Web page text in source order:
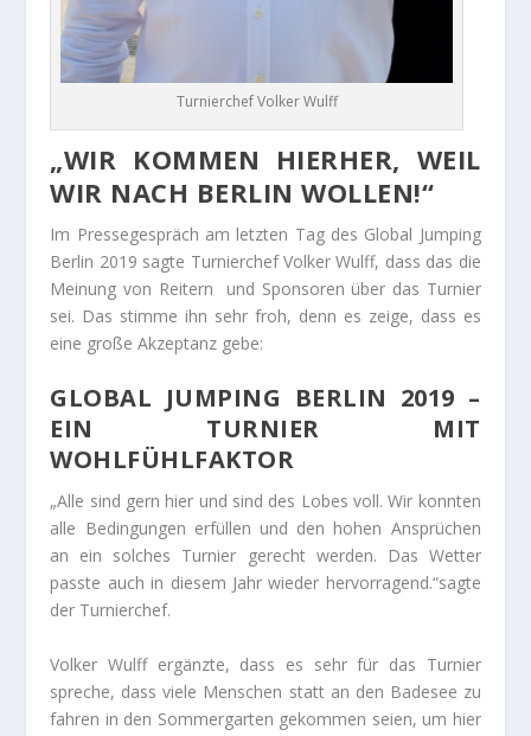
Turnierchef Volker Wulff
„WIR KOMMEN HIERHER, WEIL
WIR NACH BERLIN WOLLEN!“
Im Pressegespräch am letzten Tag des Global Jumping
Berlin 2019 sagte Turnierchef Volker Wulff, dass das die
Meinung von Reitern und Sponsoren über das Turnier
sei. Das stimme ihn sehr froh, denn es zeige, dass es
eine große Akzeptanz gebe:
GLOBAL JUMPING BERLIN 2019 –
EIN TURNIER MIT
WOHLFÜHLFAKTOR
„Alle sind gern hier und sind des Lobes voll. Wir konnten
alle Bedingungen erfüllen und den hohen Ansprüchen
an ein solches Turnier gerecht werden. Das Wetter
passte auch in diesem Jahr wieder hervorragend.“sagte
der Turnierchef.
Volker Wulff ergänzte, dass es sehr für das Turnier
spreche, dass viele Menschen statt an den Badesee zu
fahren in den Sommergarten gekommen seien, um hier